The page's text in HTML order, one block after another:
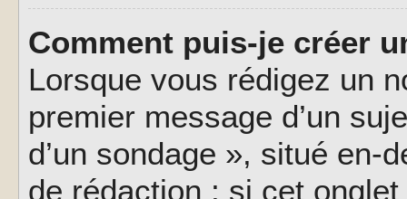
Comment puis-je créer
Lorsque vous rédigez un
premier message d’un
d’un sondage », situé en-
de rédaction ; si cet